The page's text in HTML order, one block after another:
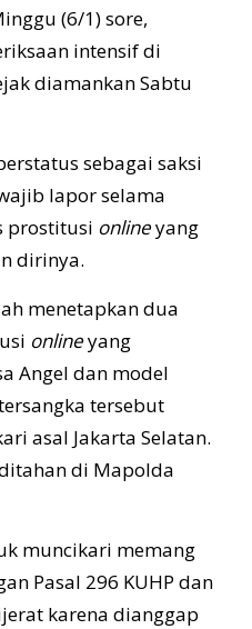
(6/1) sore,
intensif di
diamankan Sabtu
sebagai saksi
lapor selama
prostitusi onlineyang
dirinya.
menetapkan dua
onlineyang
Angel dan model
tersebut
asal Jakarta Selatan.
di Mapolda
muncikari memang
Pasal 296 KUHP dan
karena dianggap